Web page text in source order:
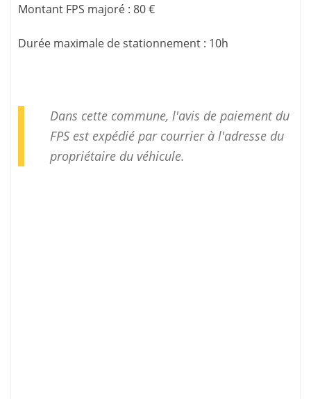
Montant FPS majoré : 80 €
Durée maximale de stationnement : 10h
Dans cette commune, l'avis de paiement du
FPS est expédié par courrier à l'adresse du
propriétaire du véhicule.